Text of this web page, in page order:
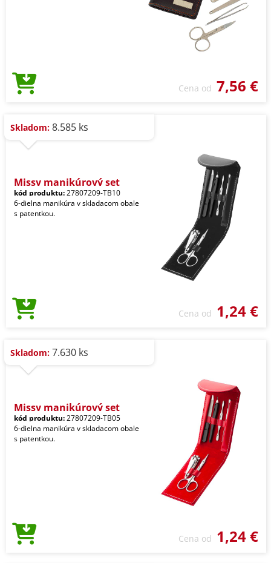
Cena od 7,56 €
Skladom: 8.585 ks
Missy manikúrový set
kód produktu:27807209-TB10
6-dielna manikúra v skladacom obale
s patentkou.
Cena od 1,24 €
Skladom: 7.630 ks
Missy manikúrový set
kód produktu:27807209-TB05
6-dielna manikúra v skladacom obale
s patentkou.
Cena od 1,24 €